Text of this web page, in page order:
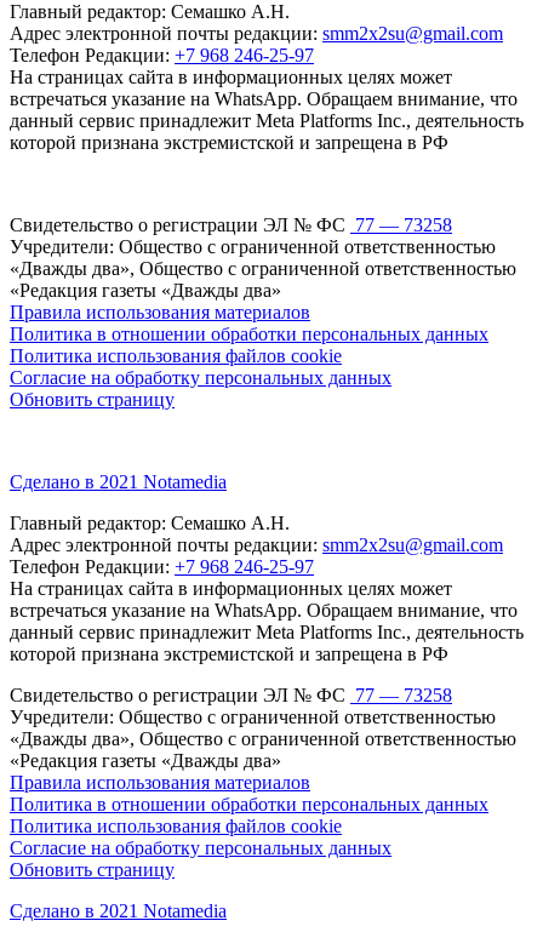
Главный редактор: Семашко А.Н.
Адрес электронной почты редакции: smm2x2su@gmail.com
Телефон Редакции: +7 968 246-25-97
На страницах сайта в информационных целях может
встречаться указание на WhatsApp. Обращаем внимание, что
данный сервис принадлежит Meta Platforms Inc., деятельность
которой признана экстремистской и запрещена в РФ
Свидетельство о регистрации ЭЛ № ФС 77 — 73258
Учредители: Общество с ограниченной ответственностью
«Дважды два», Общество с ограниченной ответственностью
«Редакция газеты «Дважды два»
Правила использования материалов
Политика в отношении обработки персональных данных
Политика использования файлов cookie
Согласие на обработку персональных данных
Обновить страницу
Сделано в 2021 Notamedia
Главный редактор: Семашко А.Н.
Адрес электронной почты редакции: smm2x2su@gmail.com
Телефон Редакции: +7 968 246-25-97
На страницах сайта в информационных целях может
встречаться указание на WhatsApp. Обращаем внимание, что
данный сервис принадлежит Meta Platforms Inc., деятельность
которой признана экстремистской и запрещена в РФ
Свидетельство о регистрации ЭЛ № ФС 77 — 73258
Учредители: Общество с ограниченной ответственностью
«Дважды два», Общество с ограниченной ответственностью
«Редакция газеты «Дважды два»
Правила использования материалов
Политика в отношении обработки персональных данных
Политика использования файлов cookie
Согласие на обработку персональных данных
Обновить страницу
Сделано в 2021 Notamedia